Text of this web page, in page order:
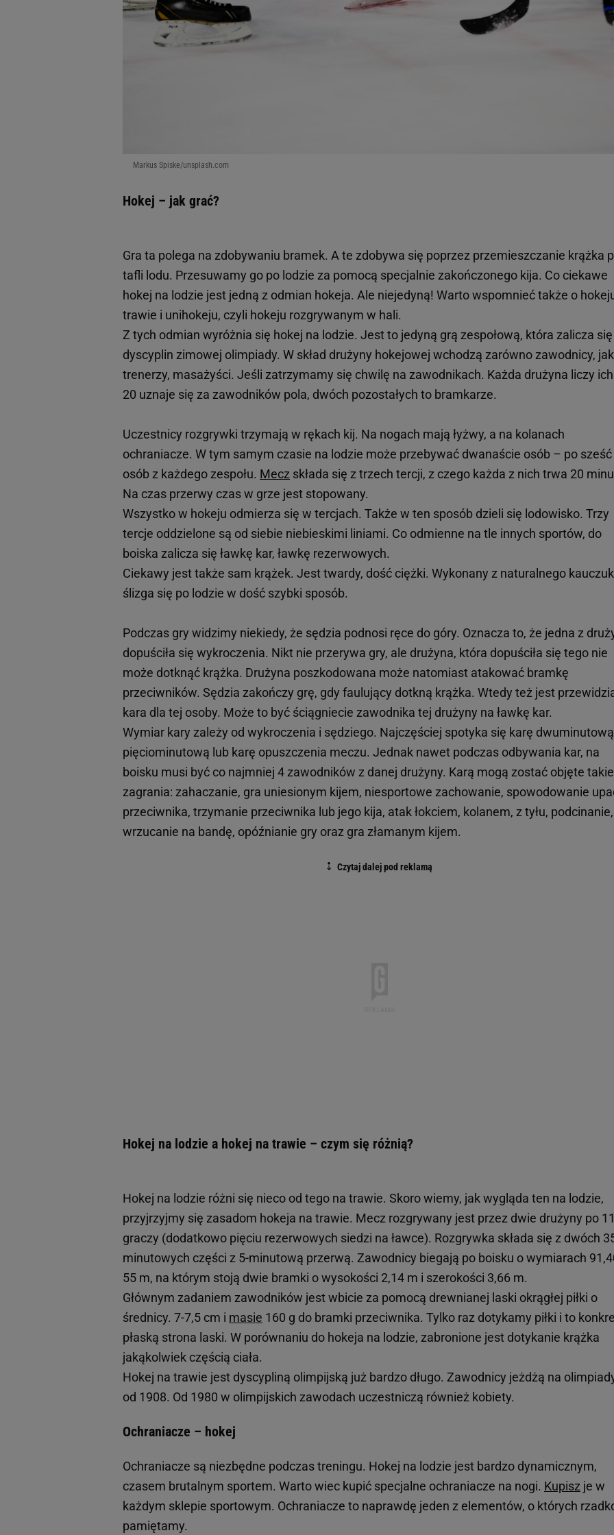
Markus Spiske/unsplash.com
Hokej – jak grać?
Gra ta polega na zdobywaniu bramek. A te zdobywa się poprzez przemieszczanie krążka
tafli lodu. Przesuwamy go po lodzie za pomocą specjalnie zakończonego kija. Co ciekawe
hokej na lodzie jest jedną z odmian hokeja. Ale niejedyną! Warto wspomnieć także o
trawie i unihokeju, czyli hokeju rozgrywanym w hali.
Z tych odmian wyróżnia się hokej na lodzie. Jest to jedyną grą zespołową, która zalicza
dyscyplin zimowej olimpiady. W skład drużyny hokejowej wchodzą zarówno zawodnicy,
trenerzy, masażyści. Jeśli zatrzymamy się chwilę na zawodnikach. Każda drużyna liczy
20 uznaje się za zawodników pola, dwóch pozostałych to bramkarze.
Uczestnicy rozgrywki trzymają w rękach kij. Na nogach mają łyżwy, a na kolanach
ochraniacze. W tym samym czasie na lodzie może przebywać dwanaście osób – po sześć
osób z każdego zespołu. Mecz składa się z trzech tercji, z czego każda z nich trwa 20
Na czas przerwy czas w grze jest stopowany.
Wszystko w hokeju odmierza się w tercjach. Także w ten sposób dzieli się lodowisko. Trzy
tercje oddzielone są od siebie niebieskimi liniami. Co odmienne na tle innych sportów, do
boiska zalicza się ławkę kar, ławkę rezerwowych.
Ciekawy jest także sam krążek. Jest twardy, dość ciężki. Wykonany z naturalnego
ślizga się po lodzie w dość szybki sposób.
Podczas gry widzimy niekiedy, że sędzia podnosi ręce do góry. Oznacza to, że jedna z
dopuściła się wykroczenia. Nikt nie przerywa gry, ale drużyna, która dopuściła się tego nie
może dotknąć krążka. Drużyna poszkodowana może natomiast atakować bramkę
przeciwników. Sędzia zakończy grę, gdy faulujący dotkną krążka. Wtedy też jest
kara dla tej osoby. Może to być ściągniecie zawodnika tej drużyny na ławkę kar.
Wymiar kary zależy od wykroczenia i sędziego. Najczęściej spotyka się karę
pięciominutową lub karę opuszczenia meczu. Jednak nawet podczas odbywania kar, na
boisku musi być co najmniej 4 zawodników z danej drużyny. Karą mogą zostać objęte takie
zagrania: zahaczanie, gra uniesionym kijem, niesportowe zachowanie, spowodowanie
przeciwnika, trzymanie przeciwnika lub jego kija, atak łokciem, kolanem, z tyłu, podcinanie,
wrzucanie na bandę, opóźnianie gry oraz gra złamanym kijem.
Hokej na lodzie a hokej na trawie – czym się różnią?
Hokej na lodzie różni się nieco od tego na trawie. Skoro wiemy, jak wygląda ten na lodzie,
przyjrzyjmy się zasadom hokeja na trawie. Mecz rozgrywany jest przez dwie drużyny po 11
graczy (dodatkowo pięciu rezerwowych siedzi na ławce). Rozgrywka składa się z dwóch
minutowych części z 5-minutową przerwą. Zawodnicy biegają po boisku o wymiarach
55 m, na którym stoją dwie bramki o wysokości 2,14 m i szerokości 3,66 m.
Głównym zadaniem zawodników jest wbicie za pomocą drewnianej laski okrągłej piłki o
średnicy. 7-7,5 cm i masie 160 g do bramki przeciwnika. Tylko raz dotykamy piłki i to
płaską strona laski. W porównaniu do hokeja na lodzie, zabronione jest dotykanie krążka
jakąkolwiek częścią ciała.
Hokej na trawie jest dyscypliną olimpijską już bardzo długo. Zawodnicy jeżdżą na
od 1908. Od 1980 w olimpijskich zawodach uczestniczą również kobiety.
Ochraniacze – hokej
Ochraniacze są niezbędne podczas treningu. Hokej na lodzie jest bardzo dynamicznym,
czasem brutalnym sportem. Warto wiec kupić specjalne ochraniacze na nogi. Kupisz je w
każdym sklepie sportowym. Ochraniacze to naprawdę jeden z elementów, o których
pamiętamy.